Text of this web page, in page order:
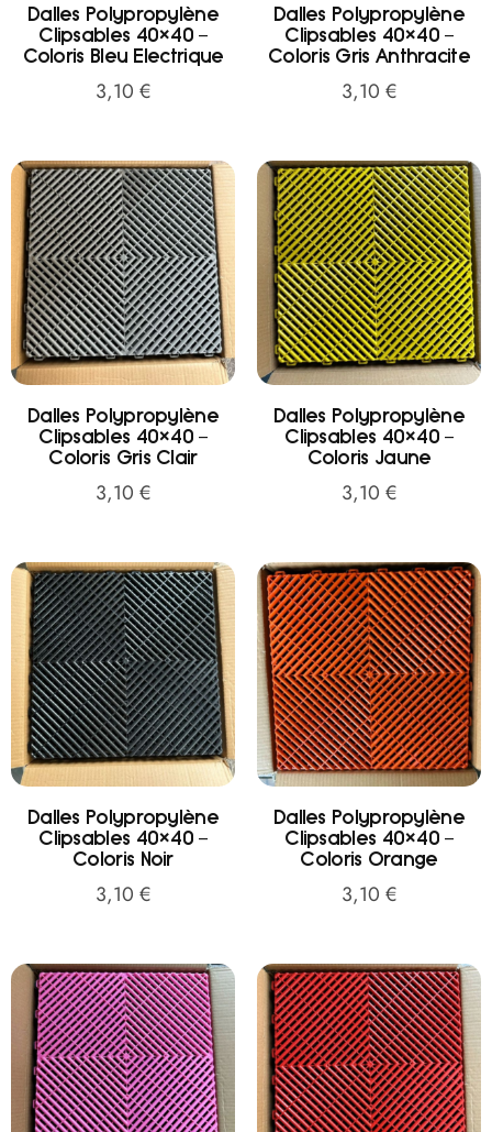
Dalles Polypropylène
Clipsables 40×40 –
Coloris Bleu Electrique
3,10 €
Dalles Polypropylène
Clipsables 40×40 –
Coloris Gris Anthracite
3,10 €
Dalles Polypropylène
Clipsables 40×40 –
Coloris Gris Clair
3,10 €
Dalles Polypropylène
Clipsables 40×40 –
Coloris Jaune
3,10 €
Dalles Polypropylène
Clipsables 40×40 –
Coloris Noir
3,10 €
Dalles Polypropylène
Clipsables 40×40 –
Coloris Orange
3,10 €